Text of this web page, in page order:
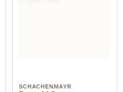
SCHACHENMAYR